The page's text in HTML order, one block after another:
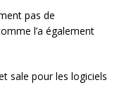
pas de
l’a également
sale pour les logiciels